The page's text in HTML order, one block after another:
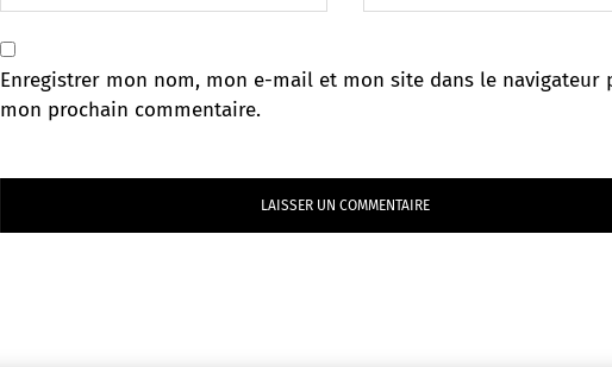
Enregistrer mon nom, mon e-mail et mon site dans le navigateur
mon prochain commentaire.